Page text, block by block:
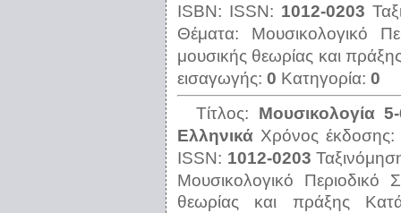
ISBN: ISSN: 1012-0203
Θέματα: Μουσικολογικό
μουσικής θεωρίας και
εισαγωγής: 0 Κατηγορία: 0
Τίτλος: Μουσικολογία
Ελληνικά Χρόνος
ISSN: 1012-0203
Μουσικολογικό Περιοδικό
θεωρίας και πράξης